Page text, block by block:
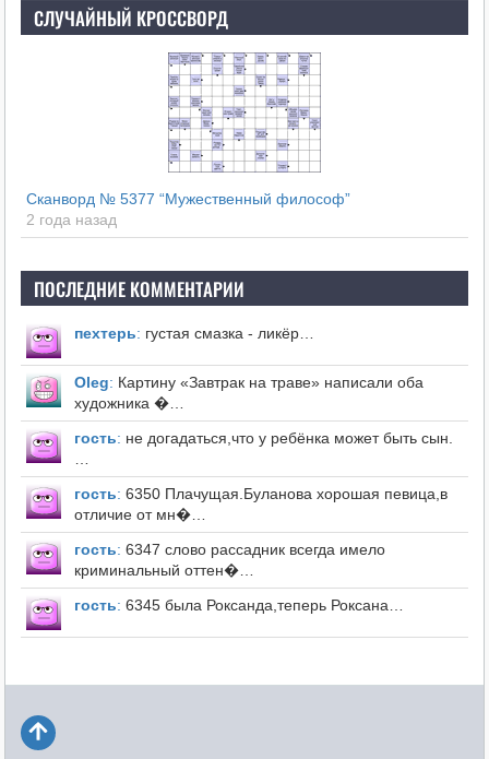
СЛУЧАЙНЫЙ КРОССВОРД
Сканворд № 5377 “Мужественный философ”
2 года назад
ПОСЛЕДНИЕ КОММЕНТАРИИ
пехтерь: густая смазка - ликёр…
Оleg: Картину «Завтрак на траве» написали оба
художника �…
гость: не догадаться,что у ребёнка может быть сын.
…
гость: 6350 Плачущая.Буланова хорошая певица,в
отличие от мн�…
гость: 6347 слово рассадник всегда имело
криминальный оттен�…
гость: 6345 была Роксанда,теперь Роксана…